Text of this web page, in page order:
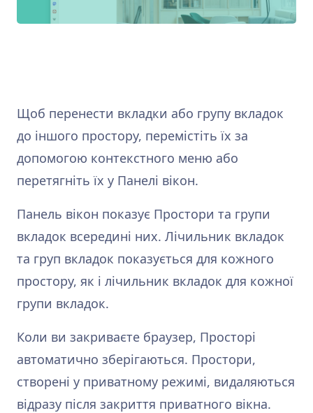
Щоб перенести вкладки або групу вкладок
до іншого простору, перемістіть їх за
допомогою контекстного меню або
перетягніть їх у Панелі вікон.
Панель вікон показує Простори та групи
вкладок всередині них. Лічильник вкладок
та груп вкладок показується для кожного
простору, як і лічильник вкладок для кожної
групи вкладок.
Коли ви закриваєте браузер, Просторі
автоматично зберігаються. Простори,
створені у приватному режимі, видаляються
відразу після закриття приватного вікна.